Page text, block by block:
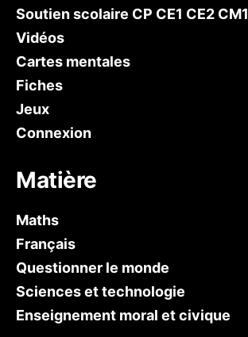
Soutien scolaire CP CE1 CE2 CM1
Vidéos
Cartes mentales
Fiches
Jeux
Connexion
Matière
Maths
Français
Questionner le monde
Sciences et technologie
Enseignement moral et civique